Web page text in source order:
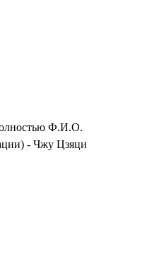
Ф.И.О.
- Чжу Цзяци